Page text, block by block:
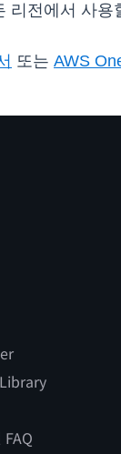
전에서 사
또는 AWS
FAQ